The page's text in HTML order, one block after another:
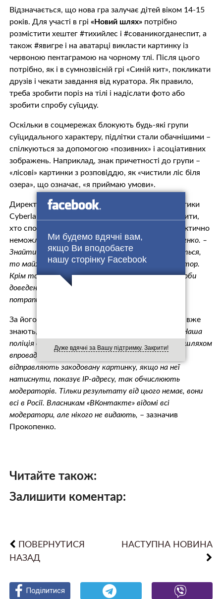
Ми будемо вдячні вам,
якщо Ви вподобаєте
нашу сторінку Facebook
Дуже вдячні за Вашу підтримку. Закрити!
Відзначається, що нова гра залучає дітей віком 14-15
років. Для участі в грі «Новий шлях»потрібно
розмістити хештег #тихийлес і #сованикогданеспит, а
також #явигре і на аватарці викласти картинку із
червоною пентаграмою на чорному тлі. Після цього
потрібно, як і в сумнозвісній грі «Синій кит», покликати
друзів і чекати завдання від куратора. Як правило,
треба зробити поріз на тілі і надіслати фото або
зробити спробу суїциду.
Оскільки в соцмережах блокують будь-які групи
суїцидального характеру, підлітки стали обачнішими –
спілкуються за допомогою «позивних» і асоціативних
зображень. Наприклад, знак причетності до групи –
«лісові» картинки з розповіддю, як «чистили ліс біля
озера», що означає, «я приймаю умови».
Директор лабораторії комп’ютерної криміналістики
Cyberlab Сергій Прокопенко розповів, що розкрити,
хто спонукав школяра до неадекватних дій, практично
неможливо.«Ця справа – утопія, – каже Прокопенко. –
Знайти модератора дуже складно, а якщо і вдасться,
то майже неможливо довести, що він і є модератор.
Крім того, майже неможливо довести факт спроби
доведення до суїциду. Якщо справа навіть дивом
потрапить до суду, всіх відпустять».
За його словами, про нові групи смерті в поліції вже
знають, але блокують тільки ті, які знаходять.
«Наша
поліція обчислює учасників і модераторів тільки шляхом
впровадження. Поліцейські «під прикриттям»
відправляють закодовану картинку, якщо на неї
натиснути, показує IP-адресу, так обчислюють
модераторів. Тільки результату від цього немає, вони
всі в Росії. Власникам «ВКонтакте» відомі всі
модератори, але нікого не видають, – зазначив
Прокопенко.
Читайте також:
Залишити коментар:
ПОВЕРНУТИСЯ
НАЗАД
НАСТУПНА НОВИНА
Поділитися